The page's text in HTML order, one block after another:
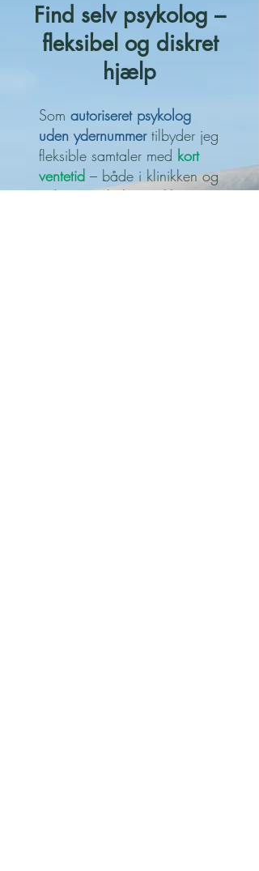
Find selv psykolog –
fleksibel og diskret
hjælp
Som autoriseret psykolog
uden ydernummertilbyder jeg
fleksible samtaler med kort
ventetid – både i klinikken og
online. Du behøver ikke en